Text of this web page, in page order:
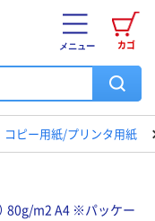
カゴ
メニュー
コピー用紙/プリンタ用紙
80g/m2 A4 ※パッケー